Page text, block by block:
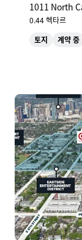
1011 North
20002, US
0.44 헥타르
토지
계약 중